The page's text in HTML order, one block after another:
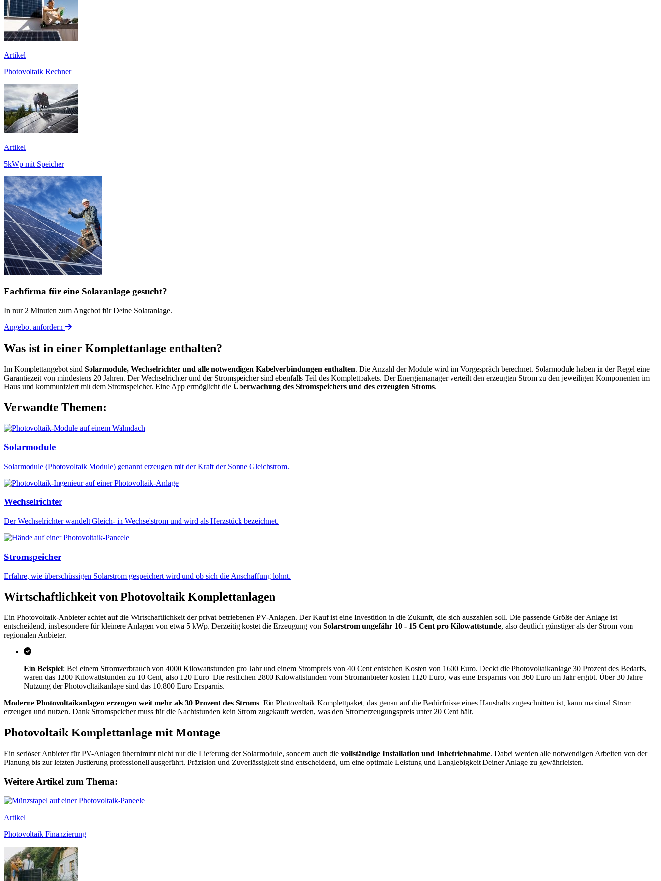
Artikel
Photovoltaik Rechner
Artikel
5kWp mit Speicher
Fachfirma für eine Solaranlage gesucht?
In nur 2 Minuten zum Angebot für Deine Solaranlage.
Angebot anfordern
Was ist in einer Komplettanlage enthalten?
Im Komplettangebot sind Solarmodule, Wechselrichter und alle notwendigen Kabelverbindungen enthalten. Die Anzahl der Module wird im Vorgespräch berechnet. Solarmodule haben in der Regel eine
Garantiezeit von mindestens 20 Jahren. Der Wechselrichter und der Stromspeicher sind ebenfalls Teil des Komplettpakets. Der Energiemanager verteilt den erzeugten Strom zu den jeweiligen Komponenten im
Haus und kommuniziert mit dem Stromspeicher. Eine App ermöglicht die Überwachung des Stromspeichers und des erzeugten Stroms.
Verwandte Themen:
Solarmodule
Solarmodule (Photovoltaik Module) genannt erzeugen mit der Kraft der Sonne Gleichstrom.
Wechselrichter
Der Wechselrichter wandelt Gleich- in Wechselstrom und wird als Herzstück bezeichnet.
Stromspeicher
Erfahre, wie überschüssigen Solarstrom gespeichert wird und ob sich die Anschaffung lohnt.
Wirtschaftlichkeit von Photovoltaik Komplettanlagen
Ein Photovoltaik-Anbieter achtet auf die Wirtschaftlichkeit der privat betriebenen PV-Anlagen. Der Kauf ist eine Investition in die Zukunft, die sich auszahlen soll. Die passende Größe der Anlage ist
entscheidend, insbesondere für kleinere Anlagen von etwa 5 kWp. Derzeitig kostet die Erzeugung von Solarstrom ungefähr 10 - 15 Cent pro Kilowattstunde, also deutlich günstiger als der Strom vom
regionalen Anbieter.
Ein Beispiel: Bei einem Stromverbrauch von 4000 Kilowattstunden pro Jahr und einem Strompreis von 40 Cent entstehen Kosten von 1600 Euro. Deckt die Photovoltaikanlage 30 Prozent des Bedarfs,
wären das 1200 Kilowattstunden zu 10 Cent, also 120 Euro. Die restlichen 2800 Kilowattstunden vom Stromanbieter kosten 1120 Euro, was eine Ersparnis von 360 Euro im Jahr ergibt. Über 30 Jahre
Nutzung der Photovoltaikanlage sind das 10.800 Euro Ersparnis.
Moderne Photovoltaikanlagen erzeugen weit mehr als 30 Prozent des Stroms. Ein Photovoltaik Komplettpaket, das genau auf die Bedürfnisse eines Haushalts zugeschnitten ist, kann maximal Strom
erzeugen und nutzen. Dank Stromspeicher muss für die Nachtstunden kein Strom zugekauft werden, was den Stromerzeugungspreis unter 20 Cent hält.
Photovoltaik Komplettanlage mit Montage
Ein seriöser Anbieter für PV-Anlagen übernimmt nicht nur die Lieferung der Solarmodule, sondern auch die vollständige Installation und Inbetriebnahme. Dabei werden alle notwendigen Arbeiten von der
Planung bis zur letzten Justierung professionell ausgeführt. Präzision und Zuverlässigkeit sind entscheidend, um eine optimale Leistung und Langlebigkeit Deiner Anlage zu gewährleisten.
Weitere Artikel zum Thema:
Artikel
Photovoltaik Finanzierung